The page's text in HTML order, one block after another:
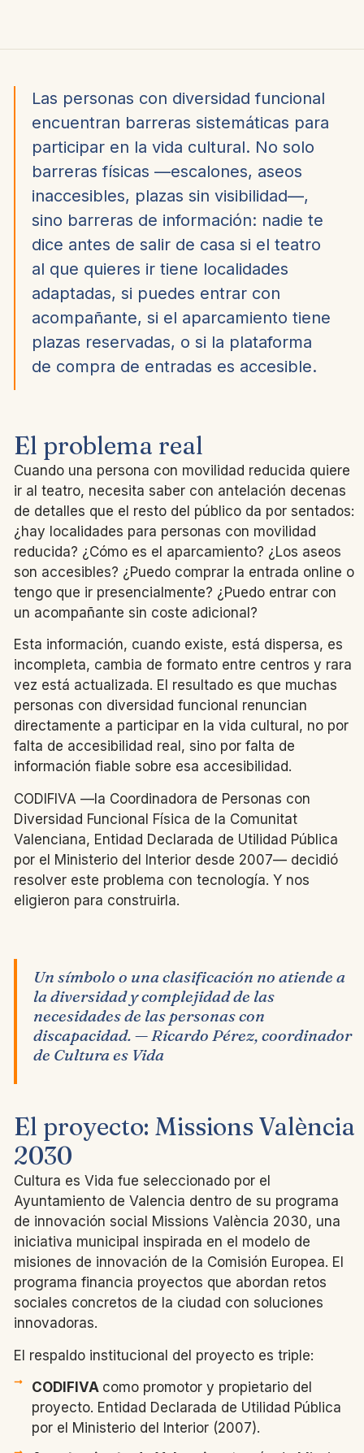
Las personas con diversidad funcional
encuentran barreras sistemáticas para
participar en la vida cultural. No solo
barreras físicas —escalones, aseos
inaccesibles, plazas sin visibilidad—,
sino barreras de información: nadie te
dice antes de salir de casa si el teatro
al que quieres ir tiene localidades
adaptadas, si puedes entrar con
acompañante, si el aparcamiento tiene
plazas reservadas, o si la plataforma
de compra de entradas es accesible.
El problema real
Cuando una persona con movilidad reducida quiere
ir al teatro, necesita saber con antelación decenas
de detalles que el resto del público da por sentados:
¿hay localidades para personas con movilidad
reducida? ¿Cómo es el aparcamiento? ¿Los aseos
son accesibles? ¿Puedo comprar la entrada online o
tengo que ir presencialmente? ¿Puedo entrar con
un acompañante sin coste adicional?
Esta información, cuando existe, está dispersa, es
incompleta, cambia de formato entre centros y rara
vez está actualizada. El resultado es que muchas
personas con diversidad funcional renuncian
directamente a participar en la vida cultural, no por
falta de accesibilidad real, sino por falta de
información fiable sobre esa accesibilidad.
CODIFIVA —la Coordinadora de Personas con
Diversidad Funcional Física de la Comunitat
Valenciana, Entidad Declarada de Utilidad Pública
por el Ministerio del Interior desde 2007— decidió
resolver este problema con tecnología. Y nos
eligieron para construirla.
Un símbolo o una clasificación no atiende a
la diversidad y complejidad de las
necesidades de las personas con
discapacidad. — Ricardo Pérez, coordinador
de Cultura es Vida
El proyecto: Missions València
2030
Cultura es Vida fue seleccionado por el
Ayuntamiento de Valencia dentro de su programa
de innovación social Missions València 2030, una
iniciativa municipal inspirada en el modelo de
misiones de innovación de la Comisión Europea. El
programa financia proyectos que abordan retos
sociales concretos de la ciudad con soluciones
innovadoras.
El respaldo institucional del proyecto es triple:
CODIFIVA como promotor y propietario del
proyecto. Entidad Declarada de Utilidad Pública
por el Ministerio del Interior (2007).